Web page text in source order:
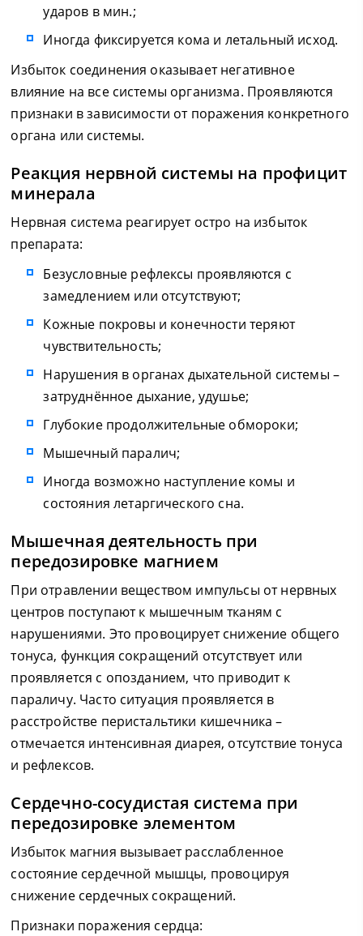
ударов в мин.;
Иногда фиксируется кома и летальный исход.
Избыток соединения оказывает негативное
влияние на все системы организма. Проявляются
признаки в зависимости от поражения конкретного
органа или системы.
Реакция нервной системы на профицит
минерала
Нервная система реагирует остро на избыток
препарата:
Безусловные рефлексы проявляются с
замедлением или отсутствуют;
Кожные покровы и конечности теряют
чувствительность;
Нарушения в органах дыхательной системы –
затруднённое дыхание, удушье;
Глубокие продолжительные обмороки;
Мышечный паралич;
Иногда возможно наступление комы и
состояния летаргического сна.
Мышечная деятельность при
передозировке магнием
При отравлении веществом импульсы от нервных
центров поступают к мышечным тканям с
нарушениями. Это провоцирует снижение общего
тонуса, функция сокращений отсутствует или
проявляется с опозданием, что приводит к
параличу. Часто ситуация проявляется в
расстройстве перистальтики кишечника –
отмечается интенсивная диарея, отсутствие тонуса
и рефлексов.
Сердечно-сосудистая система при
передозировке элементом
Избыток магния вызывает расслабленное
состояние сердечной мышцы, провоцируя
снижение сердечных сокращений.
Признаки поражения сердца: